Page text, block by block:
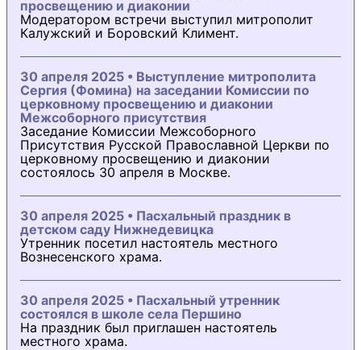
просвещению и диаконии
Модератором встречи выступил митрополит
Калужский и Боровский Климент.
30 апреля 2025 • Выступление митрополита
Сергия (Фомина) на заседании Комиссии по
церковному просвещению и диаконии
Межсоборного присутствия
Заседание Комиссии Межсоборного
Присутствия Русской Православной Церкви по
церковному просвещению и диаконии
состоялось 30 апреля в Москве.
30 апреля 2025 • Пасхальный праздник в
детском саду Нижнедевицка
Утренник посетил настоятель местного
Вознесенского храма.
30 апреля 2025 • Пасхальный утренник
состоялся в школе села Першино
На праздник был приглашен настоятель
местного храма.